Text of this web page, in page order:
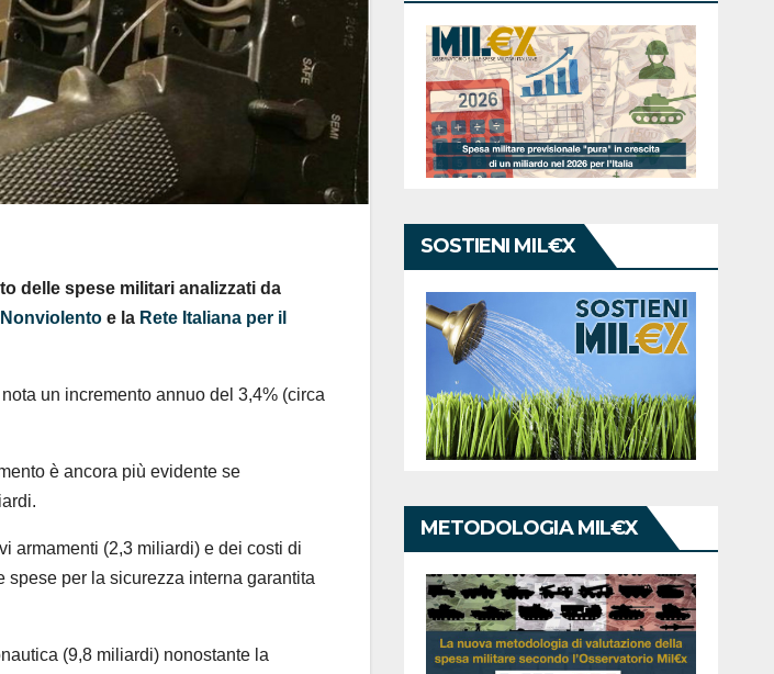
delle spese militari analizzati da
e la Rete Italiana per il
un incremento annuo del 3,4% (circa
è ancora più evidente se
armamenti (2,3 miliardi) e dei costi di
per la sicurezza interna garantita
(9,8 miliardi) nonostante la
SOSTIENI MIL€X
METODOLOGIA MIL€X